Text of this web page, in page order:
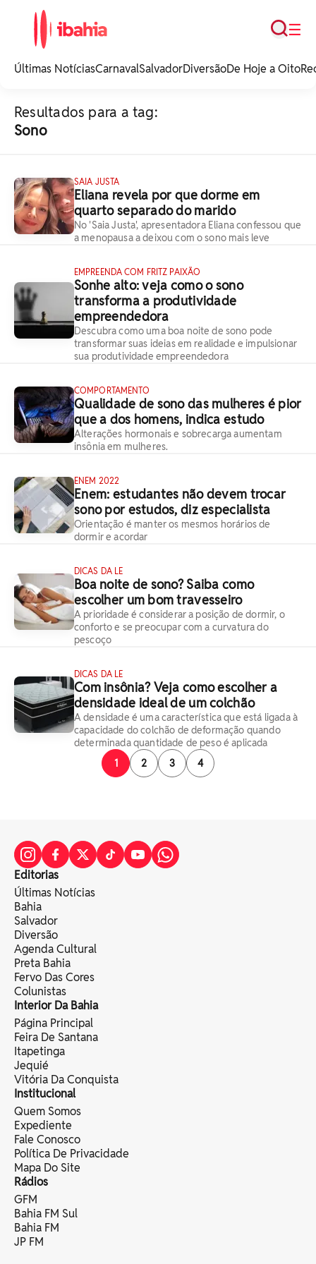
noticias e
☰
Busca
Últimas NotíciasCarnavalSalvadorDiversãoDe Hoje a Oito
Resultados para a tag:
Sono
SAIA JUSTA
Eliana revela por que dorme em
quarto separado do marido
No 'Saia Justa', apresentadora Eliana confessou que
a menopausa a deixou com o sono mais leve
EMPREENDA COM FRITZ PAIXÃO
Sonhe alto: veja como o sono
transforma a produtividade
empreendedora
Descubra como uma boa noite de sono pode
transformar suas ideias em realidade e impulsionar
sua produtividade empreendedora
COMPORTAMENTO
Qualidade de sono das mulheres é pior
que a dos homens, indica estudo
Alterações hormonais e sobrecarga aumentam
insônia em mulheres.
ENEM 2022
Enem: estudantes não devem trocar
sono por estudos, diz especialista
Orientação é manter os mesmos horários de
dormir e acordar
DICAS DA LE
Boa noite de sono? Saiba como
escolher um bom travesseiro
A prioridade é considerar a posição de dormir, o
conforto e se preocupar com a curvatura do
pescoço
DICAS DA LE
Com insônia? Veja como escolher a
densidade ideal de um colchão
A densidade é uma característica que está ligada à
capacidade do colchão de deformação quando
determinada quantidade de peso é aplicada
1
2 3 4
Editorias
Últimas Notícias
Bahia
Salvador
Diversão
Agenda Cultural
Preta Bahia
Fervo Das Cores
Colunistas
Interior Da Bahia
Página Principal
Feira De Santana
Itapetinga
Jequié
Vitória Da Conquista
Institucional
Quem Somos
Expediente
Fale Conosco
Política De Privacidade
Mapa Do Site
Rádios
GFM
Bahia FM Sul
Bahia FM
JP FM